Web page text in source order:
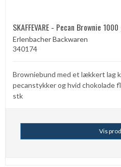
SKAFFEVARE - Pecan Brownie
Erlenbacher Backwaren
340174
Browniebund med et lækkert lag
pecanstykker og hvid chokolade
stk
Vis